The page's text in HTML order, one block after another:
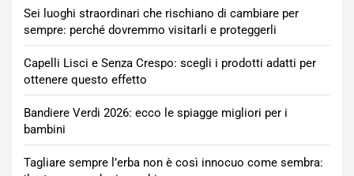
Sei luoghi straordinari che rischiano di cambiare per
sempre: perché dovremmo visitarli e proteggerli
Capelli Lisci e Senza Crespo: scegli i prodotti adatti per
ottenere questo effetto
Bandiere Verdi 2026: ecco le spiagge migliori per i
bambini
Tagliare sempre l’erba non è così innocuo come sembra: